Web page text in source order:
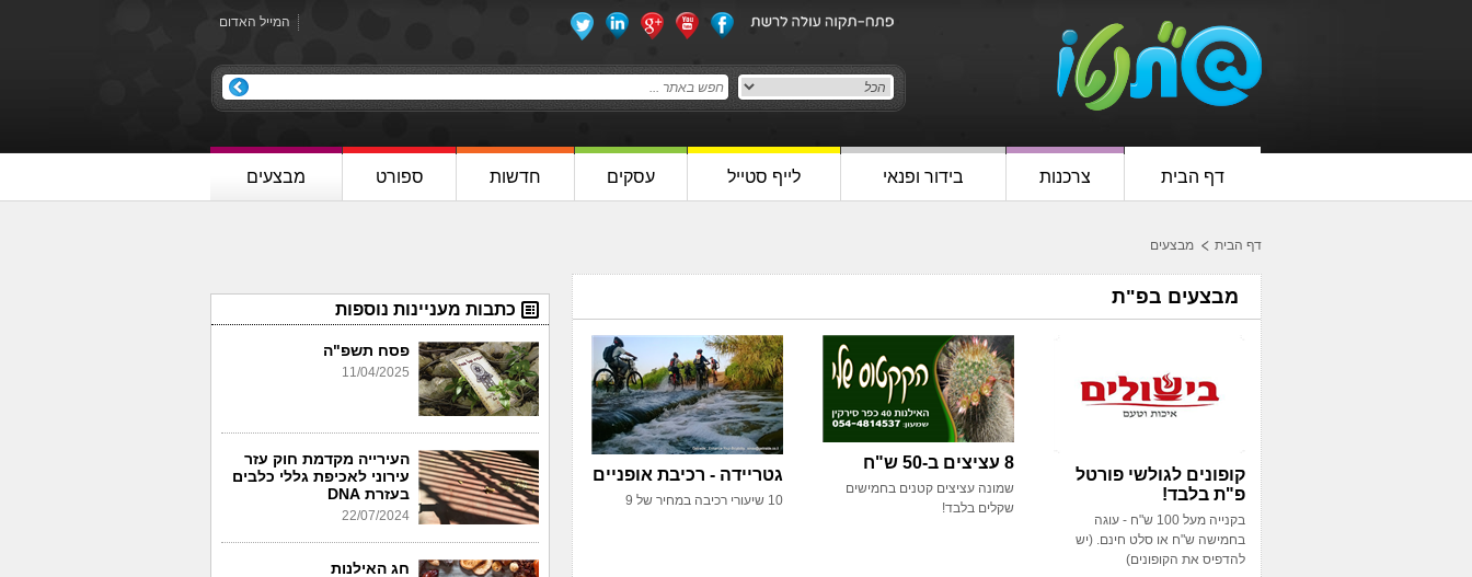
המייל האדום
דף הבית צרכנות בידור ופנאי לייף סטייל עסקים חדשות ספורט מבצעים
דף הבית מבצעים
מבצעים בפ"ת
קופונים לגולשי פורטל
פ"ת בלבד!
בקנייה מעל 100 ש"ח - עוגה
בחמישה ש"ח או סלט חינם. (יש
להדפיס את הקופונים)
8 עציצים ב-50 ש"ח
שמונה עציצים קטנים בחמישים
שקלים בלבד!
גטריידה - רכיבת אופניים
10 שיעורי רכיבה במחיר של 9
כתבות מעניינות נוספות
פסח תשפ"ה
11/04/2025
העירייה מקדמת חוק עזר
עירוני לאכיפת גללי כלבים
בעזרת DNA
22/07/2024
חג האילנות